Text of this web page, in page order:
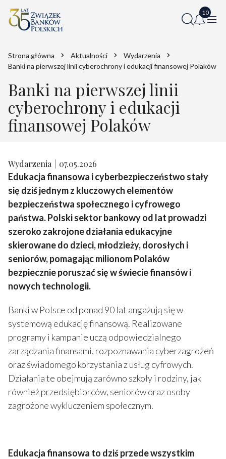
Strona główna Aktualności
Wydarzenia
Banki na pierwszej linii cyberochrony i edukacji finansowej Polaków
Banki na pierwszej linii
cyberochrony i edukacji
finansowej Polaków
Wydarzenia 07.05.2026
Edukacja finansowa i cyberbezpieczeństwo stały
się dziś jednym z kluczowych elementów
bezpieczeństwa społecznego i cyfrowego
państwa. Polski sektor bankowy od lat prowadzi
szeroko zakrojone działania edukacyjne
skierowane do dzieci, młodzieży, dorosłych i
seniorów, pomagając milionom Polaków
bezpiecznie poruszać się w świecie finansów i
nowych technologii.
Banki w Polsce od ponad 90 lat angażują się w
systemową edukację finansową. Realizowane
programy i kampanie uczą odpowiedzialnego
zarządzania finansami, rozpoznawania cyberzagrożeń
oraz świadomego korzystania z usług cyfrowych.
Działania te obejmują zarówno szkoły i rodziny, jak
również przedsiębiorców, seniorów oraz osoby
zagrożone wykluczeniem społecznym.
Edukacja finansowa to dziś przede wszystkim